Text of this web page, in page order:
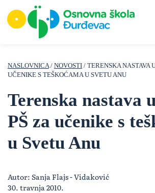
NASLOVNICA/ NOVOSTI / TERENSKA NASTAVA
UČENIKE S TEŠKOĆAMA U SVETU ANU
Terenska nastava
PŠ za učenike s
u Svetu Anu
Autor: Sanja Flajs - Vidaković
30. travnja 2010.